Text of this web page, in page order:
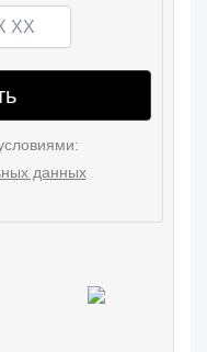
данных